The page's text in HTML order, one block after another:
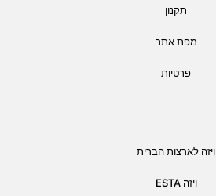
תקנון
מפת אתר
פרטיות
ויזה לארצות הברית
ויזה ESTA